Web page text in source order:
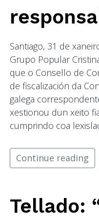
Santiago, 31 de
Grupo Popular
que o Consello de
de fiscalización da
galega
xestionou dun xeito
cumprindo coa
Continue reading
Tellado: